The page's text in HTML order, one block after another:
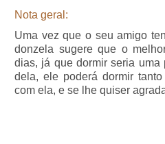
Nota geral:
Uma vez que o seu amigo
donzela sugere que o
dias, já que dormir seria uma
dela, ele poderá dormir
com ela, e se lhe quiser